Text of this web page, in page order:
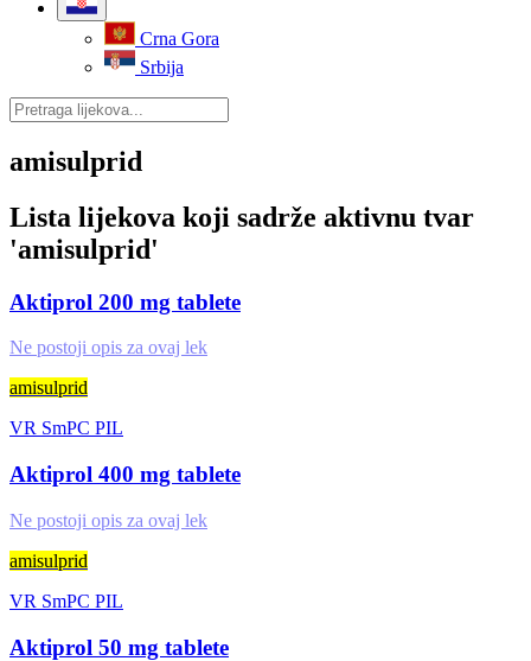
Crna Gora
Srbija
amisulprid
Lista lijekova koji sadrže aktivnu tvar
'amisulprid'
Aktiprol 200 mg tablete
Ne postoji opis za ovaj lek
amisulprid
VR SmPC PIL
Aktiprol 400 mg tablete
Ne postoji opis za ovaj lek
amisulprid
VR SmPC PIL
Aktiprol 50 mg tablete